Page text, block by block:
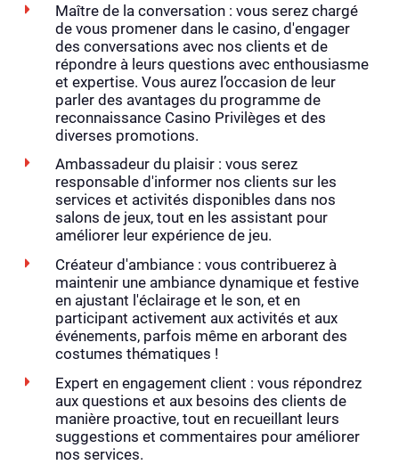
Maître de la conversation : vous serez chargé
de vous promener dans le casino, d'engager
des conversations avec nos clients et de
répondre à leurs questions avec enthousiasme
et expertise. Vous aurez l’occasion de leur
parler des avantages du programme de
reconnaissance Casino Privilèges et des
diverses promotions.
Ambassadeur du plaisir : vous serez
responsable d'informer nos clients sur les
services et activités disponibles dans nos
salons de jeux, tout en les assistant pour
améliorer leur expérience de jeu.
Créateur d'ambiance : vous contribuerez à
maintenir une ambiance dynamique et festive
en ajustant l'éclairage et le son, et en
participant activement aux activités et aux
événements, parfois même en arborant des
costumes thématiques !
Expert en engagement client : vous répondrez
aux questions et aux besoins des clients de
manière proactive, tout en recueillant leurs
suggestions et commentaires pour améliorer
nos services.